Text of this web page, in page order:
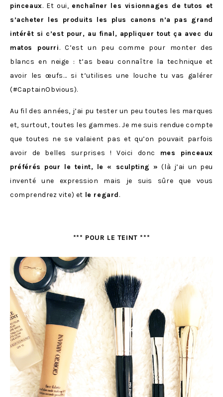
pinceaux. Et oui, enchaîner les visionnages de tutos et
s’acheter les produits les plus canons n’a pas grand
intérêt si c’est pour, au final, appliquer tout ça avec du
matos pourri. C’est un peu comme pour monter des
blancs en neige : t’as beau connaître la technique et
avoir les œufs… si t’utilises une louche tu vas galérer
(#CaptainObvious).
Au fil des années, j’ai pu tester un peu toutes les marques
et, surtout, toutes les gammes. Je me suis rendue compte
que toutes ne se valaient pas et qu’on pouvait parfois
avoir de belles surprises ! Voici donc mes pinceaux
préférés pour le teint, le « sculpting » (là j’ai un peu
inventé une expression mais je suis sûre que vous
comprendrez vite) et le regard.
*** POUR LE TEINT ***